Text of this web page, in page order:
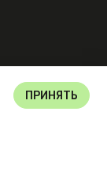
ПРИНЯТЬ